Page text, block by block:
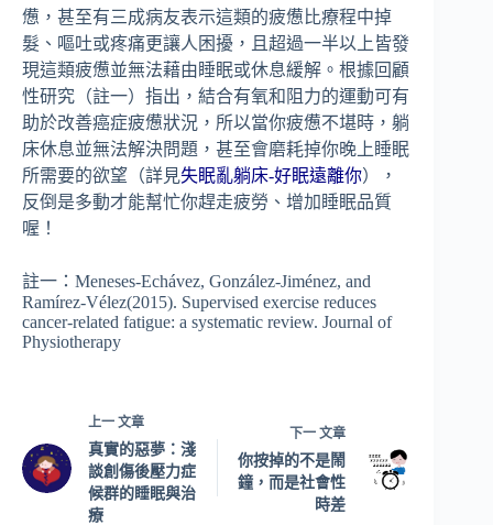
憊，甚至有三成病友表示這類的疲憊比療程中掉
髮、嘔吐或疼痛更讓人困擾，且超過一半以上皆發
現這類疲憊並無法藉由睡眠或休息緩解。根據回顧
性研究（註一）指出，結合有氧和阻力的運動可有
助於改善癌症疲憊狀況，所以當你疲憊不堪時，躺
床休息並無法解決問題，甚至會磨耗掉你晚上睡眠
所需要的欲望（詳見失眠亂躺床-好眠遠離你），
反倒是多動才能幫忙你趕走疲勞、增加睡眠品質
喔！
註一：Meneses-Echávez, González-Jiménez, and
Ramírez-Vélez(2015). Supervised exercise reduces
cancer-related fatigue: a systematic review. Journal of
Physiotherapy
上一 文章
真實的惡夢：淺
談創傷後壓力症
候群的睡眠與治
療
下一文章
你按掉的不是鬧
鐘，而是社會性
時差